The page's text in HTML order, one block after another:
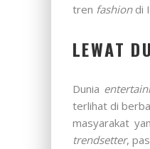
tren fashiondi
LEWAT
Dunia
terlihat di
masyarakat
trendsetter,